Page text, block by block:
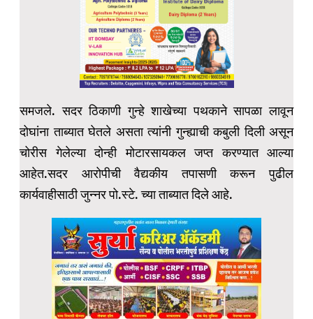
समजले. सदर ठिकाणी गुन्हे शाखेच्या पथकाने सापळा लावून
दोघांना ताब्यात घेतले असता त्यांनी गुन्ह्याची कबुली दिली असून
चोरीस गेलेल्या दोन्ही मोटारसायकल जप्त करण्यात आल्या
आहेत.सदर आरोपीची वैद्यकीय तपासणी करून पुढील
कार्यवाहीसाठी जुन्नर पो.स्टे. च्या ताब्यात दिले आहे.